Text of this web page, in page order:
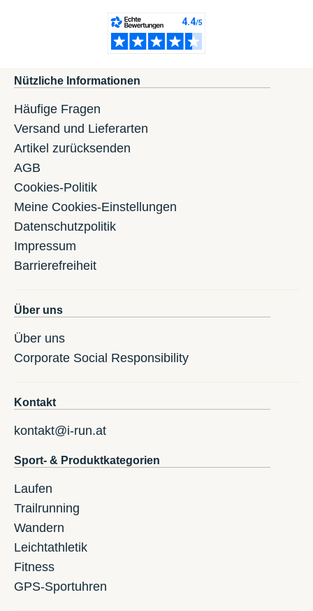
Nützliche Informationen
Häufige Fragen
Versand und Lieferarten
Artikel zurücksenden
AGB
Cookies-Politik
Meine Cookies-Einstellungen
Datenschutzpolitik
Impressum
Barrierefreiheit
Über uns
Über uns
Corporate Social Responsibility
Kontakt
kontakt@i-run.at
Sport- & Produktkategorien
Laufen
Trailrunning
Wandern
Leichtathletik
Fitness
GPS-Sportuhren